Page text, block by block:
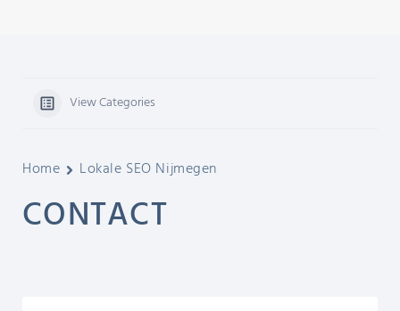
View Categories
Home Lokale SEO Nijmegen
CONTACT